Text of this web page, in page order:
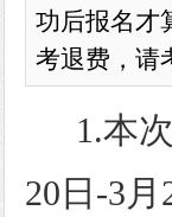
功后报名才
考退费，请
1.本
20日-3